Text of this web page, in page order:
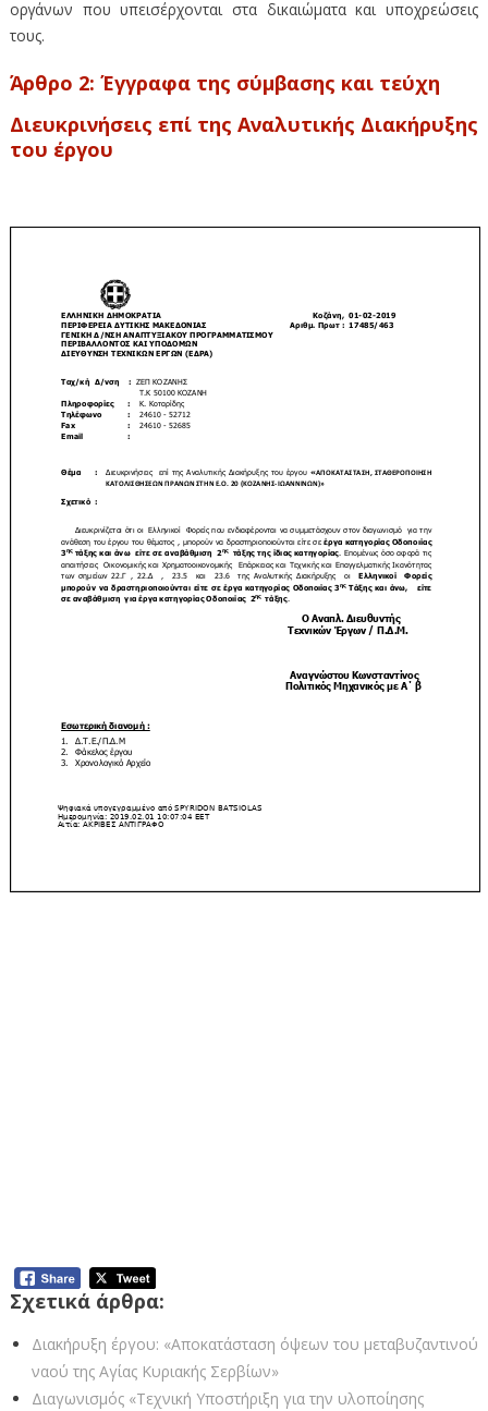
οργάνων που υπεισέρχονται στα δικαιώματα και υποχρεώσεις
τους.
Άρθρο 2: Έγγραφα της σύμβασης και τεύχη
Διευκρινήσεις επί της Αναλυτικής Διακήρυξης
του έργου
Σχετικά άρθρα:
Διακήρυξη έργου: «Αποκατάσταση όψεων του μεταβυζαντινού
ναού της Αγίας Κυριακής Σερβίων»
Διαγωνισμός «Τεχνική Υποστήριξη για την υλοποίησης